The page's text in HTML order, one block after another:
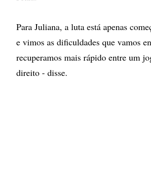
Para Juliana, a luta está apenas
e vimos as dificuldades que vamos
recuperamos mais rápido entre um
direito - disse.